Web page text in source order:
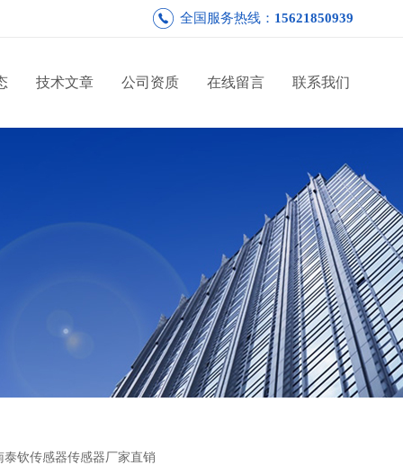
全国服务热线： 15621850939
技术文章 公司资质 在线留言 联系我们
泰钦传感器传感器厂家直销